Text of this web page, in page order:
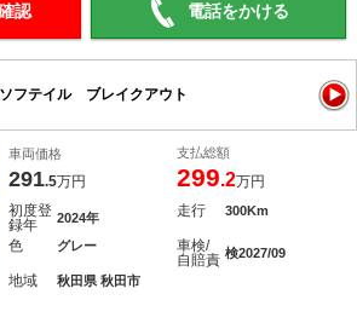
認 電話をかける
フテイル ブレイクアウト
車両価格
291.5万円
支払総額
299.2万円
初度登
録年
2024年 走行 300Km
色 グレー
車検/
自賠責 検2027/09
地域 秋田県 秋田市